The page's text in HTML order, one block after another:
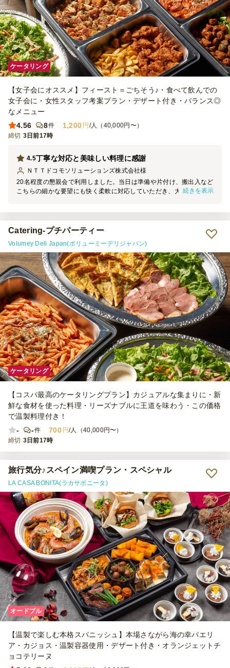
ケータリング
【女子会にオススメ】フィースト＝ごちそう♪・食べて飲んでの
女子会に・女性スタッフ考案プラン・デザート付き・バランス◎
なメニュー
4.56
8件 1,200 円/人（40,000円〜）
締切 3日前17時
丁寧な対応と美味しい料理に感謝
4.5
ＮＴＴドコモソリューションズ株式会社様
20名程度の懇親会で利用しました。当日は準備や片付け、搬出入など
こちらの細かな要望にも快く柔軟に対応していただき、大変助かりま
続きを表示
Catering-プチパーティー
Volumey Deli Japan(ボリューミーデリジャパン)
ケータリング
【コスパ最高のケータリングプラン】カジュアルな集まりに・新
鮮な食材を使った料理・リーズナブルに王道を味わう・この価格
で温製料理付き！
-
-件 700 円/人（40,000円〜）
締切 3日前17時
旅行気分♪スペイン満喫プラン・スペシャル
LA CASA BONITA(ラカサボニータ)
オードブル
【温製で楽しむ本格スパニッシュ】本場さながら海の幸パエリ
ア・カジョス・温製容器使用・デザート付き・オランジェットチ
ョコテリーヌ